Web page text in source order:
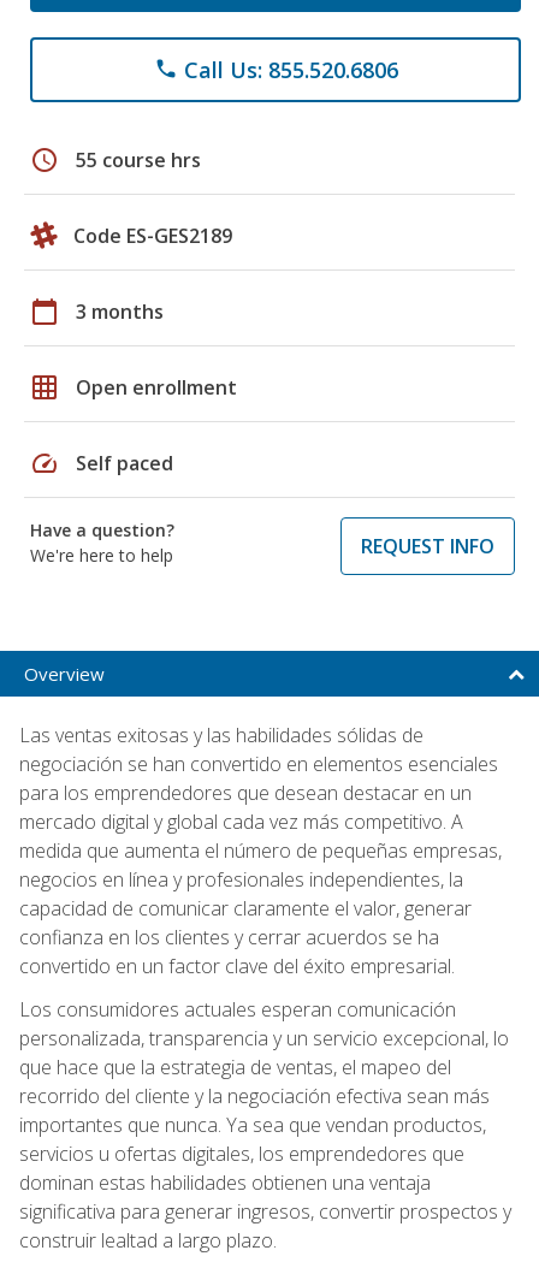
phone Call Us: 855.520.6806
schedule 55 course hrs
Code ES-GES2189
calendar_today 3 months
grid_on Open enrollment
speed Self paced
Have a question?
We're here to help
REQUEST INFO
Overview
Las ventas exitosas y las habilidades sólidas de
negociación se han convertido en elementos esenciales
para los emprendedores que desean destacar en un
mercado digital y global cada vez más competitivo. A
medida que aumenta el número de pequeñas empresas,
negocios en línea y profesionales independientes, la
capacidad de comunicar claramente el valor, generar
confianza en los clientes y cerrar acuerdos se ha
convertido en un factor clave del éxito empresarial.
Los consumidores actuales esperan comunicación
personalizada, transparencia y un servicio excepcional, lo
que hace que la estrategia de ventas, el mapeo del
recorrido del cliente y la negociación efectiva sean más
importantes que nunca. Ya sea que vendan productos,
servicios u ofertas digitales, los emprendedores que
dominan estas habilidades obtienen una ventaja
significativa para generar ingresos, convertir prospectos y
construir lealtad a largo plazo.